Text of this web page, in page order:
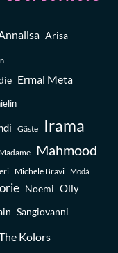
Arisa
Ermal Meta
Gäste Irama
Madame Mahmood
Michele Bravi Modà
Noemi Olly
Sangiovanni
Kolors